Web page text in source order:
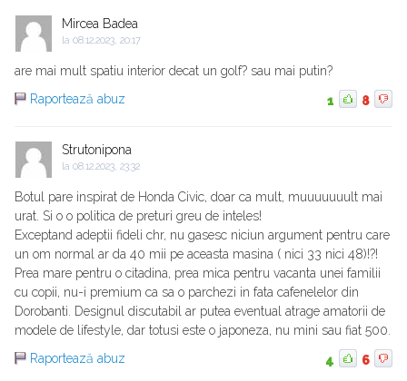
Mircea Badea
la 08.12.2023, 20:17
are mai mult spatiu interior decat un golf? sau mai putin?
Raportează abuz
1 8
Strutonipona
la 08.12.2023, 23:32
Botul pare inspirat de Honda Civic, doar ca mult, muuuuuuult mai
urat. Si o o politica de preturi greu de inteles!
Exceptand adeptii fideli chr, nu gasesc niciun argument pentru care
un om normal ar da 40 mii pe aceasta masina ( nici 33 nici 48)!?!
Prea mare pentru o citadina, prea mica pentru vacanta unei familii
cu copii, nu-i premium ca sa o parchezi in fata cafenelelor din
Dorobanti. Designul discutabil ar putea eventual atrage amatorii de
modele de lifestyle, dar totusi este o japoneza, nu mini sau fiat 500.
Raportează abuz
4 6